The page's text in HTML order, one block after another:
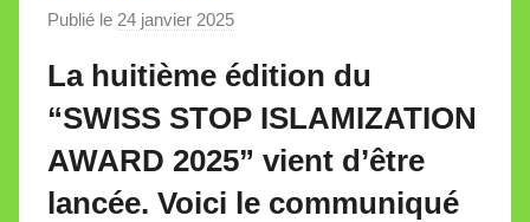
Publié le 24 janvier 2025
r
M
r
La huitième édition du
“SWISS STOP ISLAMIZATION
AWARD 2025” vient d’être
lancée. Voici le communiqué